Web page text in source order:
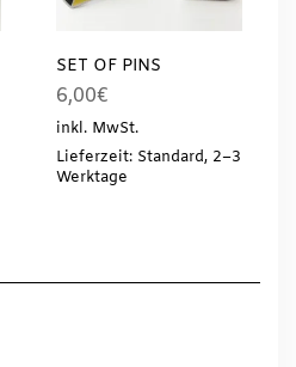
SET OF PINS
6,00€
inkl. MwSt.
Lieferzeit: Standard, 2–3
Werktage